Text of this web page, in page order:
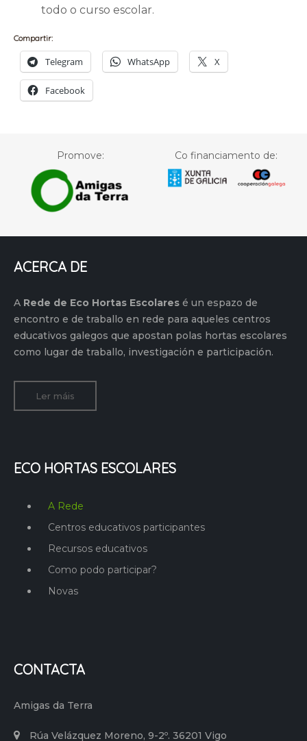
todo o curso escolar.
Compartir:
Telegram WhatsApp X
Facebook
Co financiamento de:
Promove:
ACERCA DE
A Rede de Eco Hortas Escolares é un espazo de
encontro e de traballo en rede para aqueles centros
educativos galegos que apostan polas hortas escolares
como lugar de traballo, investigación e participación.
Ler máis
ECO HORTAS ESCOLARES
A Rede
Centros educativos participantes
Recursos educativos
Como podo participar?
Novas
CONTACTA
Amigas da Terra
Rúa Velázquez Moreno, 9-2º. 36201 Vigo